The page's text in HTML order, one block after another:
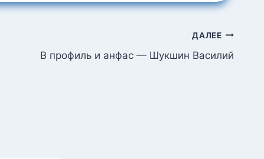
ДАЛЕЕ
В профиль и анфас — Шукшин Василий